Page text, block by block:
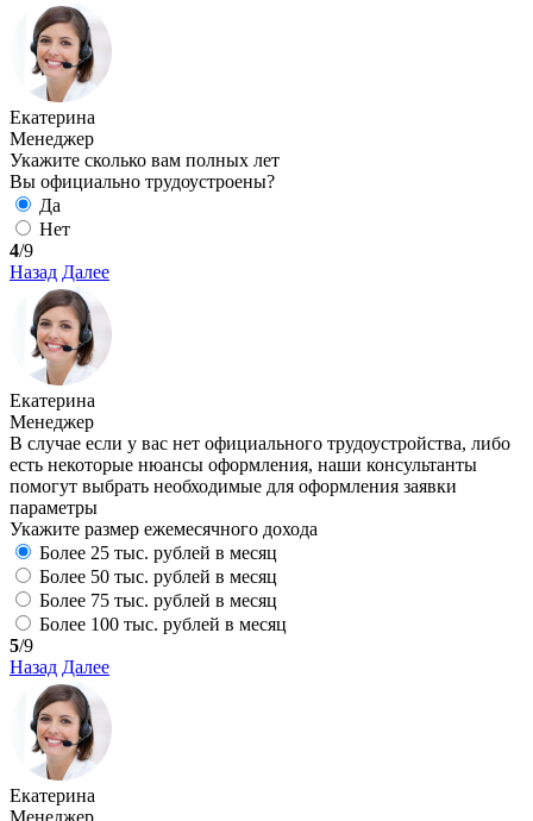
Екатерина
Менеджер
Укажите сколько вам полных лет
Вы официально трудоустроены?
Да
Нет
4/9
Назад Далее
Екатерина
Менеджер
В случае если у вас нет официального трудоустройства, либо
есть некоторые нюансы оформления, наши консультанты
помогут выбрать необходимые для оформления заявки
параметры
Укажите размер ежемесячного дохода
Более 25 тыс. рублей в месяц
Более 50 тыс. рублей в месяц
Более 75 тыс. рублей в месяц
Более 100 тыс. рублей в месяц
5/9
Назад Далее
Екатерина